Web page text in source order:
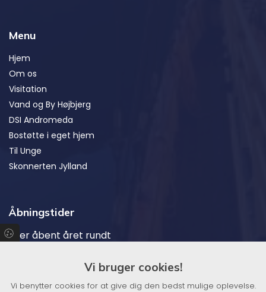
Menu
Hjem
Om os
Visitation
Vand og By Højbjerg
DSI Andromeda
Bostøtte i eget hjem
Til Unge
Skonnerten Jylland
Åbningstider
Vi er åbent året rundt
Vi bruger cookies!
Vi benytter cookies for at give dig den bedst mulige oplevelse.